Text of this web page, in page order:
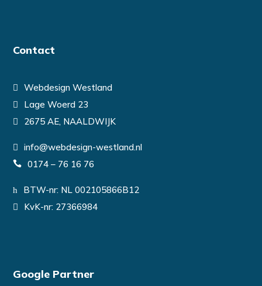
Contact
Webdesign Westland
Lage Woerd 23
2675 AE, NAALDWIJK
info@webdesign-westland.nl
0174 – 76 16 76
BTW-nr: NL 002105866B12
KvK-nr: 27366984
Google Partner